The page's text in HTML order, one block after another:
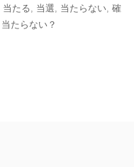
当たる, 当選, 当たらない, 確
当たらない？